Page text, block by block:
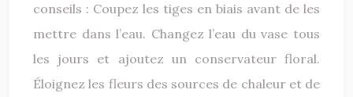
conseils : Coupez les tiges en biais avant de les
mettre dans l’eau. Changez l’eau du vase tous
les jours et ajoutez un conservateur floral.
Éloignez les fleurs des sources de chaleur et de